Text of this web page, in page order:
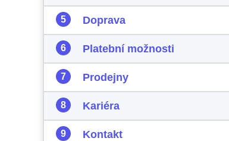
Doprava
Platební možnosti
Prodejny
Kariéra
Kontakt